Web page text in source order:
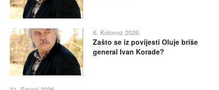
6. Kolovoz 2026.
Zašto se iz povijesti Oluje briše
general Ivan Korade?